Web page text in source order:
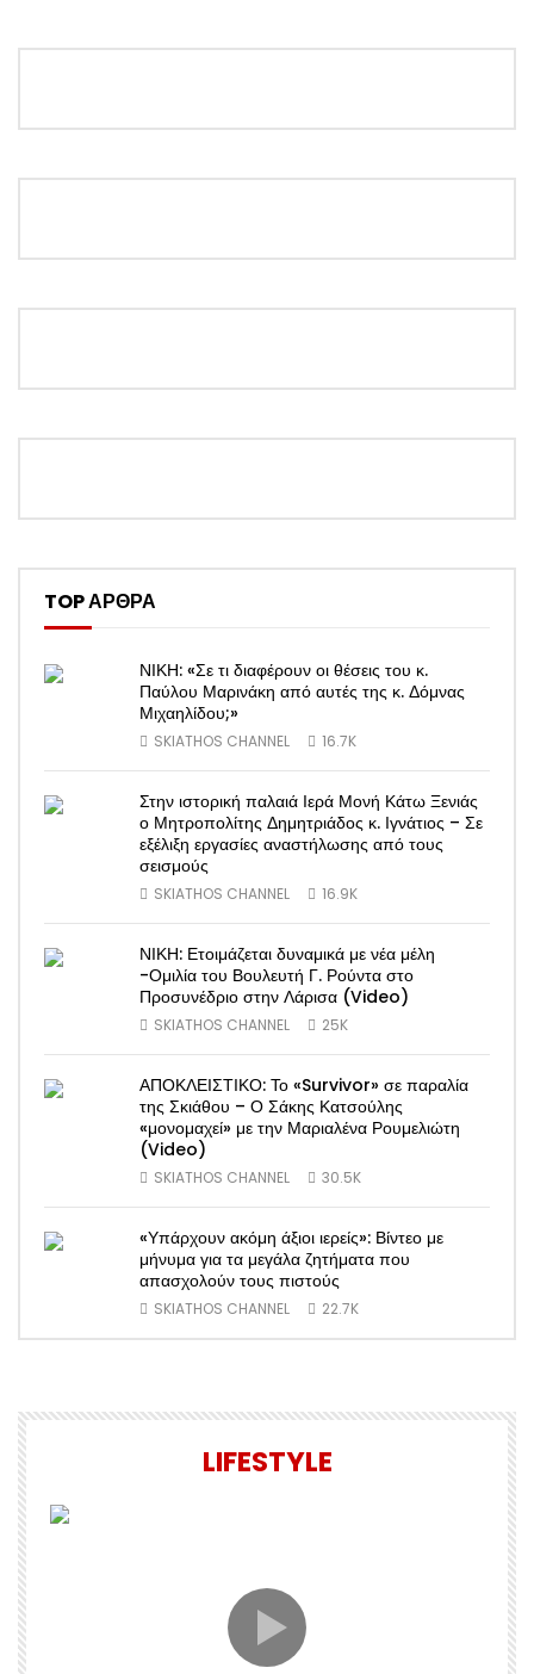
TOP ΑΡΘΡΑ
ΝΙΚΗ: «Σε τι διαφέρουν οι θέσεις του κ.
Παύλου Μαρινάκη από αυτές της κ. Δόμνας
Μιχαηλίδου;»
SKIATHOS CHANNEL 16.7K
Στην ιστορική παλαιά Ιερά Μονή Κάτω Ξενιάς
ο Μητροπολίτης Δημητριάδος κ. Ιγνάτιος – Σε
εξέλιξη εργασίες αναστήλωσης από τους
σεισμούς
SKIATHOS CHANNEL 16.9K
ΝΙΚΗ: Ετοιμάζεται δυναμικά με νέα μέλη
-Ομιλία του Βουλευτή Γ. Ρούντα στο
Προσυνέδριο στην Λάρισα (Video)
SKIATHOS CHANNEL 25K
ΑΠΟΚΛΕΙΣΤΙΚΟ: Το «Survivor» σε παραλία
της Σκιάθου – Ο Σάκης Κατσούλης
«μονομαχεί» με την Μαριαλένα Ρουμελιώτη
(Video)
SKIATHOS CHANNEL 30.5K
«Υπάρχουν ακόμη άξιοι ιερείς»: Βίντεο με
μήνυμα για τα μεγάλα ζητήματα που
απασχολούν τους πιστούς
SKIATHOS CHANNEL 22.7K
LIFESTYLE